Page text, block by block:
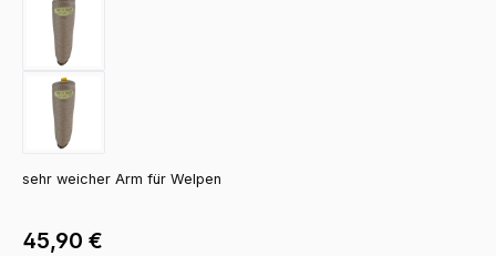
sehr weicher Arm für Welpen
Regulärer Preis:
45,90 €